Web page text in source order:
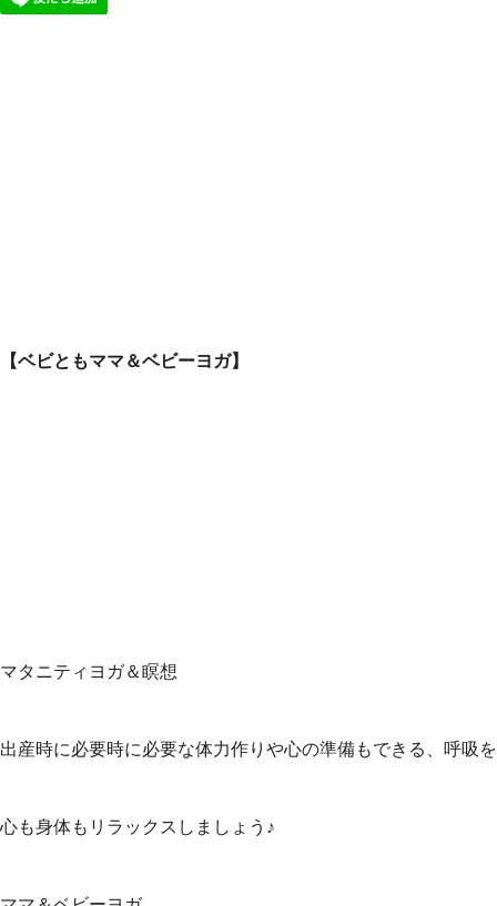
【ベビともママ＆ベビーヨガ】
マタニティヨガ＆瞑想
出産時に必要時に必要な体力作りや心の準備もできる、呼吸
心も身体もリラックスしましょう♪